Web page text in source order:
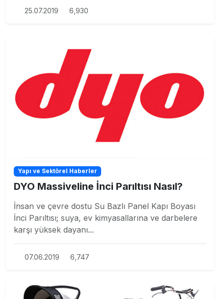
25.07.2019 6,930
Yapı ve Sektörel Haberler
DYO Massiveline İnci Parıltısı Nasıl?
İnsan ve çevre dostu Su Bazlı Panel Kapı Boyası
İnci Parıltısı; suya, ev kimyasallarına ve darbelere
karşı yüksek dayanı...
07.06.2019 6,747